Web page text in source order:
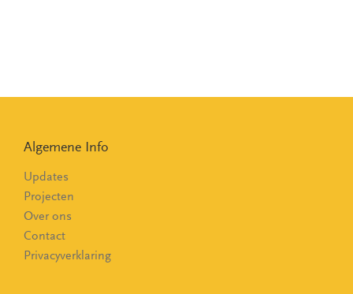
Algemene Info
Updates
Projecten
Over ons
Contact
Privacyverklaring